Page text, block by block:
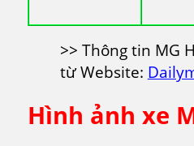
>> Thông tin MG
từ Website:
Hình ảnh xe